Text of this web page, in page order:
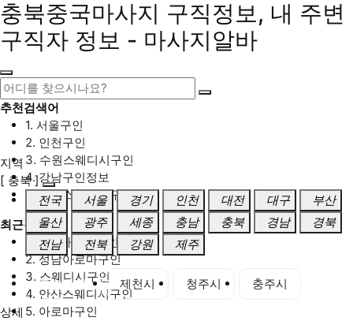
충북중국마사지 구직정보, 내 주변
구직자 정보 - 마사지알바
추천검색어
1. 서울구인
2. 인천구인
3. 수원스웨디시구인
4. 강남구인정보
5. 동탄스웨디시구인
최근검색어
1. 일산마사지구인
2. 성남아로마구인
3. 스웨디시구인
4. 안산스웨디시구인
5. 아로마구인
지역
[ 충북 ]
전국
서울 경기 인천 대전 대구
부산
울산
광주 세종 충남 충북 경남
경북
전남
전북 강원 제주
충북 전체 제천시 청주시
충주시
상세